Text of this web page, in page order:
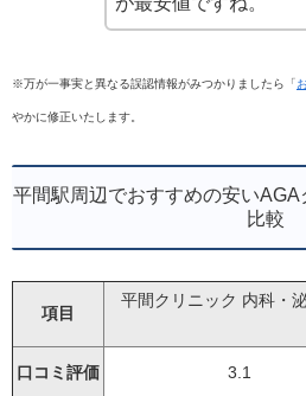
※万が一事実と異なる誤認情報がみつかりましたら「
やかに修正いたします。
平間駅周辺でおすすめの安い
比較
項目
平間クリニック 内科・
口コミ評価 3.1